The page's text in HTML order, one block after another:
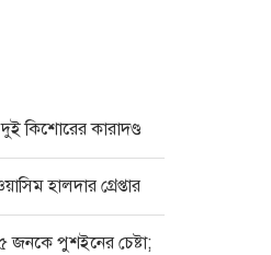
কিশোরের কারাদণ্ড
হালদার গ্রেপ্তার
জনকে পুশইনের চেষ্টা;